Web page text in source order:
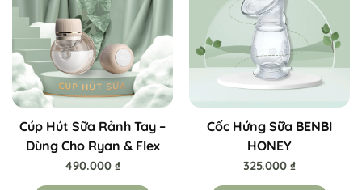
Cúp Hút Sữa Rảnh Tay –
Dùng Cho Ryan & Flex
490.000 ₫
Cốc Hứng Sữa BENBI
HONEY
325.000 ₫